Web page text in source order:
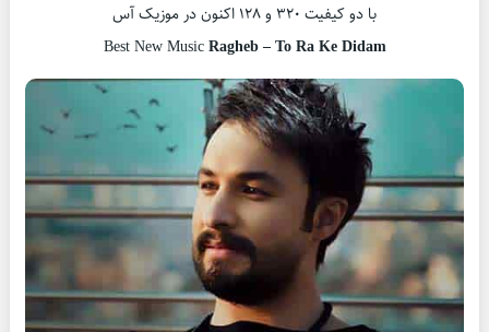
با دو کیفیت ۳۲۰ و ۱۲۸ اکنون در موزیک آس
Best New MusicRagheb – To Ra Ke Didam